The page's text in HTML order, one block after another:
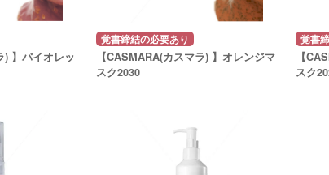
) 】バイオレッ
覚書締結の必要あり
【CASMARA(カスマラ) 】オレンジマ
スク2030
覚書
【
スク